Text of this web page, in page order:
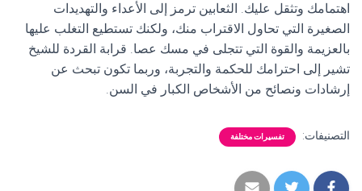
اهتمامك وتثقل عليك. الثعابين ترمز إلى الأعداء والتهديدات
الصغيرة التي تحاول الاقتراب منك، ولكنك تستطيع التغلب عليها
بالعزيمة والقوة التي تتجلى في مسك عصا. قرابة القردة للشيخ
تشير إلى احترامك للحكمة والتجربة، وربما تكون تبحث عن
إرشادات ونصائح من الأشخاص الكبار في السن.
التصنيفات: تفسيرات مختلفة